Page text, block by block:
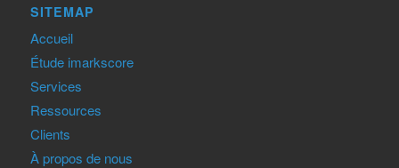
SITEMAP
Accueil
Étude imarkscore
Services
Ressources
Clients
À propos de nous